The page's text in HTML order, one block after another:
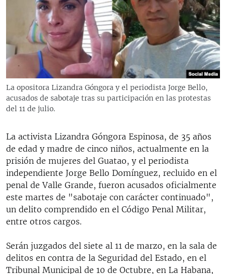
RADIO MARTÍ
ESPECIALES
ESPECIALES
LA REALIDAD DE LA VIVIENDA EN CUBA
KENTU-CUBANO
DESINFORMACIÓN RUSA EN AMÉRICA LATINA
LA INVASIÓN DE RUSIA A UCRANIA
MULTIMEDIA
EDITORIALES
SÍGUENOS
La opositora Lizandra Góngora y el periodista Jorge Bello,
acusados de sabotaje tras su participación en las protestas
del 11 de julio.
La activista Lizandra Góngora Espinosa, de 35 años
de edad y madre de cinco niños, actualmente en la
prisión de mujeres del Guatao, y el periodista
independiente Jorge Bello Domínguez, recluido en el
penal de Valle Grande, fueron acusados oficialmente
este martes de "sabotaje con carácter continuado",
un delito comprendido en el Código Penal Militar,
entre otros cargos.
Serán juzgados del siete al 11 de marzo, en la sala de
delitos en contra de la Seguridad del Estado, en el
Tribunal Municipal de 10 de Octubre, en La Habana,